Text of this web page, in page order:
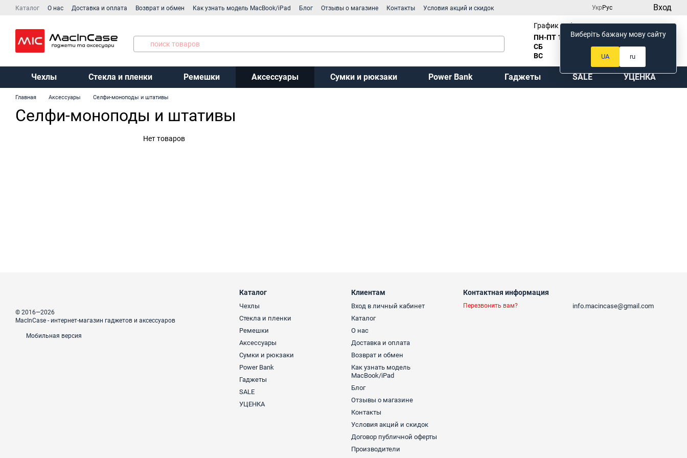
Перейти к основному контенту
Каталог О нас Доставка и оплата Возврат и обмен Как узнать модель MacBook/iPad Блог Отзывы о магазине Контакты
Условия акций и скидок
Укр Рус Вход
График работы:
ПН-ПТ 10
:00 до 18:00
СБ
Выходной
ВС
Мой заказ
Чехлы Стекла и пленки Ремешки Аксессуары Сумки и рюкзаки Power Bank Гаджеты SALE УЦЕНКА
Главная Аксессуары Селфи-моноподы и штативы
Селфи-моноподы и штативы
Нет товаров
© 2016—2026
MacInCase - интернет-магазин гаджетов и аксессуаров
Мобильная версия
Каталог
Чехлы
Стекла и пленки
Ремешки
Аксессуары
Сумки и рюкзаки
Power Bank
Гаджеты
SALE
УЦЕНКА
Клиентам
Вход в личный кабинет
Каталог
О нас
Доставка и оплата
Возврат и обмен
Как узнать модель
MacBook/iPad
Блог
Отзывы о магазине
Контакты
Условия акций и скидок
Договор публичной оферты
Производители
Контактная информация
Перезвонить вам? info.macincase@gmail.com
Виберіть бажану мову сайту
UA ru